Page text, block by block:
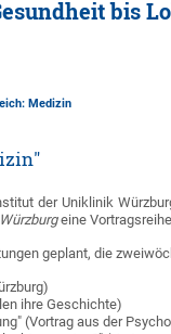
bis
Medizin
der Uniklinik
eine
geplant, die
ihre Geschichte)
(Vortrag aus der